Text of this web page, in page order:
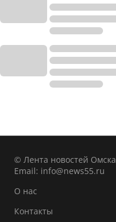
© Лента новостей Омска
Email: info@news55.ru
О нас
Контакты